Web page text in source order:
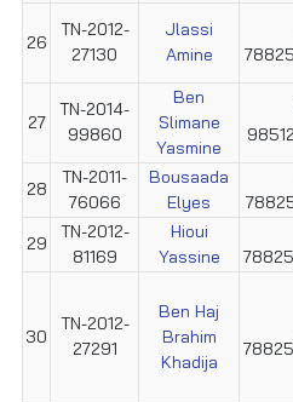
26
TN-2012-
27130
Jlassi
Amine
27
TN-2014-
99860
Ben
Slimane
Yasmine
28
TN-2011-
76066
Bousaada
Elyes
29
TN-2012-
81169
Hioui
Yassine
30
TN-2012-
27291
Ben Haj
Brahim
Khadija